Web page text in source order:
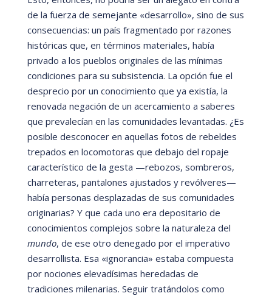
de la fuerza de semejante «desarrollo», sino de sus
consecuencias: un país fragmentado por razones
históricas que, en términos materiales, había
privado a los pueblos originales de las mínimas
condiciones para su subsistencia. La opción fue el
desprecio por un conocimiento que ya existía, la
renovada negación de un acercamiento a saberes
que prevalecían en las comunidades levantadas. ¿Es
posible desconocer en aquellas fotos de rebeldes
trepados en locomotoras que debajo del ropaje
característico de la gesta —rebozos, sombreros,
charreteras, pantalones ajustados y revólveres—
había personas desplazadas de sus comunidades
originarias? Y que cada uno era depositario de
conocimientos complejos sobre la naturaleza del
mundo, de ese otro denegado por el imperativo
desarrollista. Esa «ignorancia» estaba compuesta
por nociones elevadísimas heredadas de
tradiciones milenarias. Seguir tratándolos como